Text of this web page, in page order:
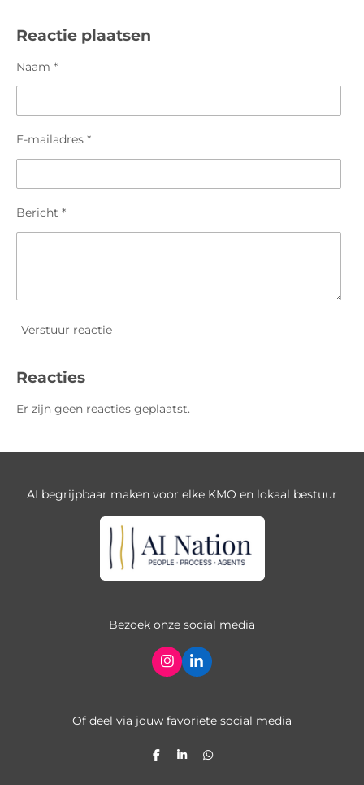
e
n
l
r
e
e
n
Reactie plaatsen
Naam *
E-mailadres *
Bericht *
Verstuur reactie
Reacties
Er zijn geen reacties geplaatst.
AI begrijpbaar maken voor elke KMO en lokaal bestuur
Bezoek onze social media
I
n
a
L
i
e
Of deel via jouw favoriete social media
D
S
D